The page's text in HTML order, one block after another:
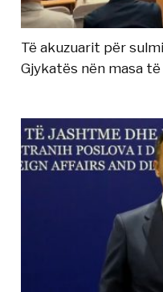
Të akuzuarit për
Gjykatës nën masa